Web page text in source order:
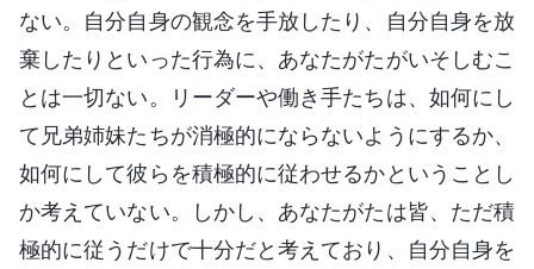
ない。自分自身の観念を手放したり、自分自身を放
棄したりといった行為に、あなたがたがいそしむこ
とは一切ない。リーダーや働き手たちは、如何にし
て兄弟姉妹たちが消極的にならないようにするか、
如何にして彼らを積極的に従わせるかということし
か考えていない。しかし、あなたがたは皆、ただ積
極的に従うだけで十分だと考えており、自分自身を